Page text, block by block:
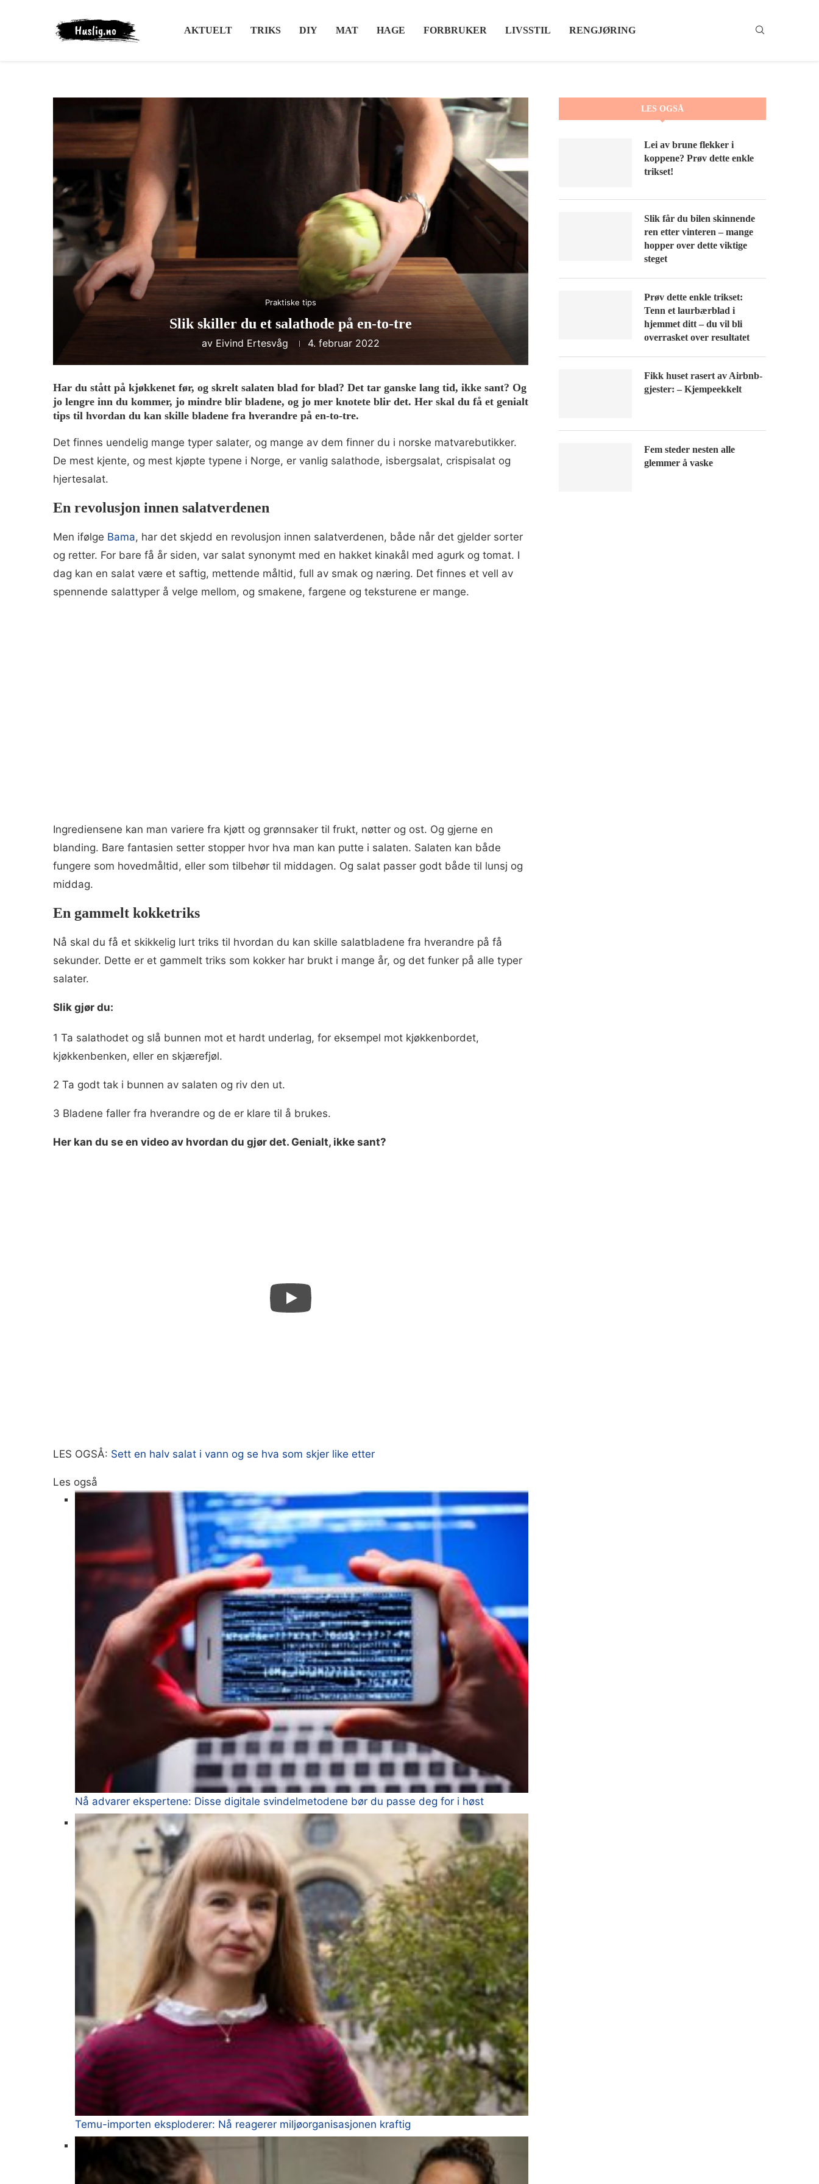
AKTUELT TRIKS DIY MAT HAGE FORBRUKER LIVSSTIL RENGJØRING
Praktiske tips
Slik skiller du et salathode på en-to-tre
av Eivind Ertesvåg 4. februar 2022
Har du stått på kjøkkenet før, og skrelt salaten blad for blad? Det tar ganske lang tid, ikke sant? Og
jo lengre inn du kommer, jo mindre blir bladene, og jo mer knotete blir det. Her skal du få et genialt
tips til hvordan du kan skille bladene fra hverandre på en-to-tre.
Det finnes uendelig mange typer salater, og mange av dem finner du i norske matvarebutikker.
De mest kjente, og mest kjøpte typene i Norge, er vanlig salathode, isbergsalat, crispisalat og
hjertesalat.
En revolusjon innen salatverdenen
Men ifølge Bama, har det skjedd en revolusjon innen salatverdenen, både når det gjelder sorter
og retter. For bare få år siden, var salat synonymt med en hakket kinakål med agurk og tomat. I
dag kan en salat være et saftig, mettende måltid, full av smak og næring. Det finnes et vell av
spennende salattyper å velge mellom, og smakene, fargene og teksturene er mange.
Ingrediensene kan man variere fra kjøtt og grønnsaker til frukt, nøtter og ost. Og gjerne en
blanding. Bare fantasien setter stopper hvor hva man kan putte i salaten. Salaten kan både
fungere som hovedmåltid, eller som tilbehør til middagen. Og salat passer godt både til lunsj og
middag.
En gammelt kokketriks
Nå skal du få et skikkelig lurt triks til hvordan du kan skille salatbladene fra hverandre på få
sekunder. Dette er et gammelt triks som kokker har brukt i mange år, og det funker på alle typer
salater.
Slik gjør du:
1 Ta salathodet og slå bunnen mot et hardt underlag, for eksempel mot kjøkkenbordet,
kjøkkenbenken, eller en skjærefjøl.
2 Ta godt tak i bunnen av salaten og riv den ut.
3 Bladene faller fra hverandre og de er klare til å brukes.
Her kan du se en video av hvordan du gjør det. Genialt, ikke sant?
LES OGSÅ: Sett en halv salat i vann og se hva som skjer like etter
Les også
Nå advarer ekspertene: Disse digitale svindelmetodene bør du passe deg for i høst
Temu-importen eksploderer: Nå reagerer miljøorganisasjonen kraftig
LES OGSÅ
Lei av brune flekker i
koppene? Prøv dette enkle
trikset!
Slik får du bilen skinnende
ren etter vinteren – mange
hopper over dette viktige
steget
Prøv dette enkle trikset:
Tenn et laurbærblad i
hjemmet ditt – du vil bli
overrasket over resultatet
Fikk huset rasert av Airbnb-
gjester: – Kjempeekkelt
Fem steder nesten alle
glemmer å vaske